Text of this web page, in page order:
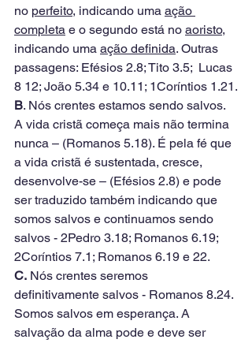
no perfeito, indicando uma ação
completa e o segundo está no aoristo,
indicando uma ação definida. Outras
passagens: Efésios 2.8; Tito 3.5;  Lucas
8 12; João 5.34 e 10.11; 1Coríntios 1.21.
B. Nós crentes estamos sendo salvos.
A vida cristã começa mais não termina
nunca – (Romanos 5.18). É pela fé que
a vida cristã é sustentada, cresce,
desenvolve-se – (Efésios 2.8) e pode
ser traduzido também indicando que
somos salvos e continuamos sendo
salvos - 2Pedro 3.18; Romanos 6.19;
2Coríntios 7.1; Romanos 6.19 e 22.
C. Nós crentes seremos
definitivamente salvos - Romanos 8.24.
Somos salvos em esperança. A
salvação da alma pode e deve ser